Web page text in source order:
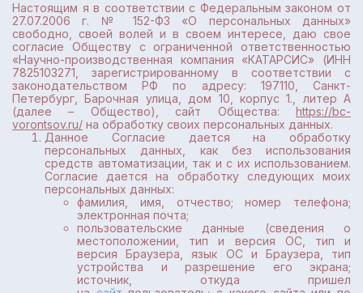
Настоящим я в соответствии с Федеральным законом от
27.07.2006 г. № 152-ФЗ «О персональных данных»
свободно, своей волей и в своем интересе, даю свое
согласие Обществу с ограниченной ответственностью
«Научно-производственная компания «КАТАРСИС» (ИНН
7825103271, зарегистрированному в соответствии с
законодательством РФ по адресу: 197110, Санкт-
Петербург, Барочная улица, дом 10, корпус 1., литер А
(далее – Общество), сайт Общества: https://bc-
vorontsov.ru/ на обработку своих персональных данных.
Данное Согласие дается на обработку
персональных данных, как без использования
средств автоматизации, так и с их использованием.
Согласие дается на обработку следующих моих
персональных данных:
фамилия, имя, отчество; номер телефона;
электронная почта;
пользовательские данные (сведения о
местоположении, тип и версия ОС, тип и
версия Браузера, язык ОС и Браузера, тип
устройства и разрешение его экрана;
источник, откуда пришел